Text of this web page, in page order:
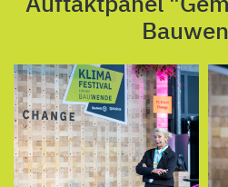
Auftaktpanel